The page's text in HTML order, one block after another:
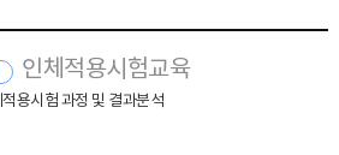
인체적용시험교육
용시험 과정 및 결과분석